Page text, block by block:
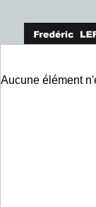
Aucune élément